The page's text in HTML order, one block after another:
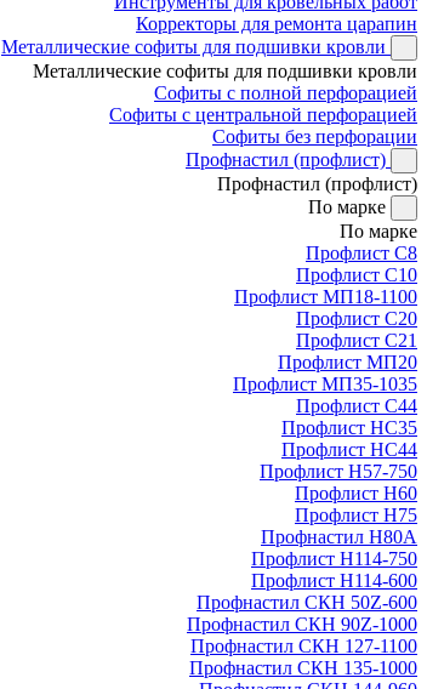
Корректоры для ремонта царапин
Металлические софиты для подшивки кровли
Металлические софиты для подшивки кровли
Софиты с полной перфорацией
Софиты с центральной перфорацией
Софиты без перфорации
Профнастил (профлист)
Профнастил (профлист)
По марке
По марке
Профлист С8
Профлист С10
Профлист МП18-1100
Профлист С20
Профлист С21
Профлист МП20
Профлист МП35-1035
Профлист С44
Профлист НС35
Профлист НС44
Профлист Н57-750
Профлист Н60
Профлист Н75
Профнастил Н80А
Профлист Н114-750
Профлист Н114-600
Профнастил СКН 50Z-600
Профнастил СКН 90Z-1000
Профнастил СКН 127-1100
Профнастил СКН 135-1000